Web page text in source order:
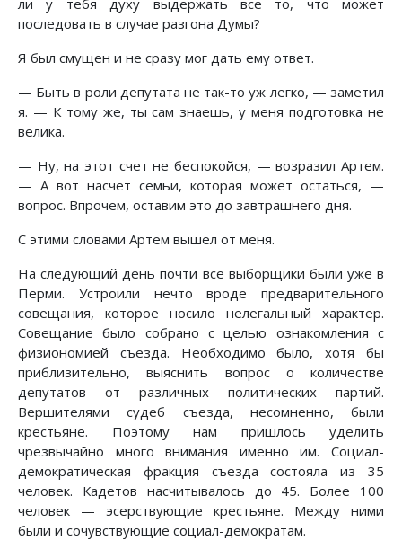
последовать в случае разгона Думы?
Я был смущен и не сразу мог дать ему ответ.
— Быть в роли депутата не так-то уж легко, — заметил
я. — К тому же, ты сам знаешь, у меня подготовка не
велика.
— Ну, на этот счет не беспокойся, — возразил Артем.
— А вот насчет семьи, которая может остаться, —
вопрос. Впрочем, оставим это до завтрашнего дня.
С этими словами Артем вышел от меня.
На следующий день почти все выборщики были уже в
Перми. Устроили нечто вроде предварительного
совещания, которое носило нелегальный характер.
Совещание было собрано с целью ознакомления с
физиономией съезда. Необходимо было, хотя бы
приблизительно, выяснить вопрос о количестве
депутатов от различных политических партий.
Вершителями судеб съезда, несомненно, были
крестьяне. Поэтому нам пришлось уделить
чрезвычайно много внимания именно им. Социал-
демократическая фракция съезда состояла из 35
человек. Кадетов насчитывалось до 45. Более 100
человек — эсерствующие крестьяне. Между ними
были и сочувствующие социал-демократам.